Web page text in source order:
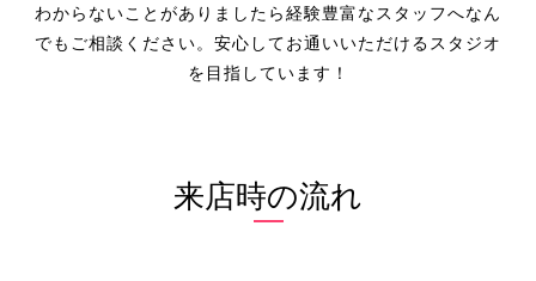
わからないことがありましたら経験豊富なスタッフへなん
でもご相談ください。安心してお通いいただけるスタジオ
を目指しています！
来店時の流れ